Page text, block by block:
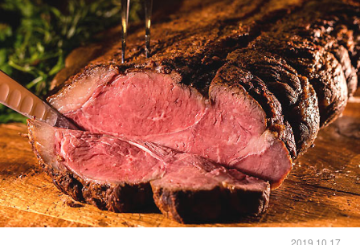
2019.10.17